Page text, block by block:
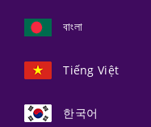
বাংলা
Tiếng Việt
한국어